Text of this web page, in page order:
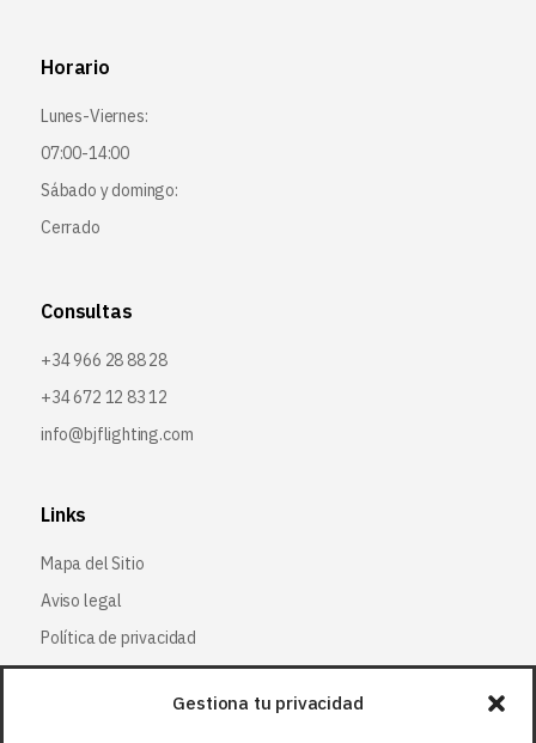
Gestiona tu privacidad
Horario
Lunes-Viernes:
07:00-14:00
Sábado y domingo:
Cerrado
Consultas
+34 966 28 88 28
+34 672 12 83 12
info@bjflighting.com
Links
Mapa del Sitio
Aviso legal
Política de privacidad
Política de cookies